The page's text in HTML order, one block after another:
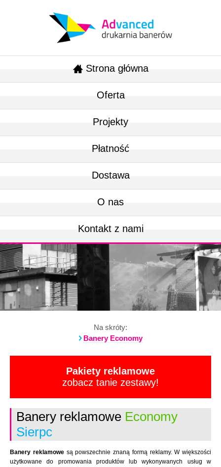
Strona główna
Oferta
Projekty
Płatność
Dostawa
O nas
Kontakt z nami
Na skróty:
Banery Economy
Pakiety reklamowe
zobacz tanie zestawy!
Banery reklamowe Economy
Sierpc
Banery reklamowesą powszechnie znaną formą reklamy. W większości
użytkowane do promowania produktów lub wykonywanych usług w